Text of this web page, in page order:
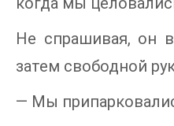
Не спрашивая, он
затем свободной
— Мы